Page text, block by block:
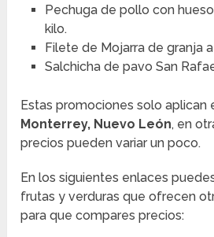
Pechuga de pollo con
kilo.
Filete de Mojarra de granja
Salchicha de pavo San
Estas promociones solo aplican
Monterrey, Nuevo León, en
precios pueden variar un poco.
En los siguientes enlaces
frutas y verduras que ofrecen
para que compares precios: